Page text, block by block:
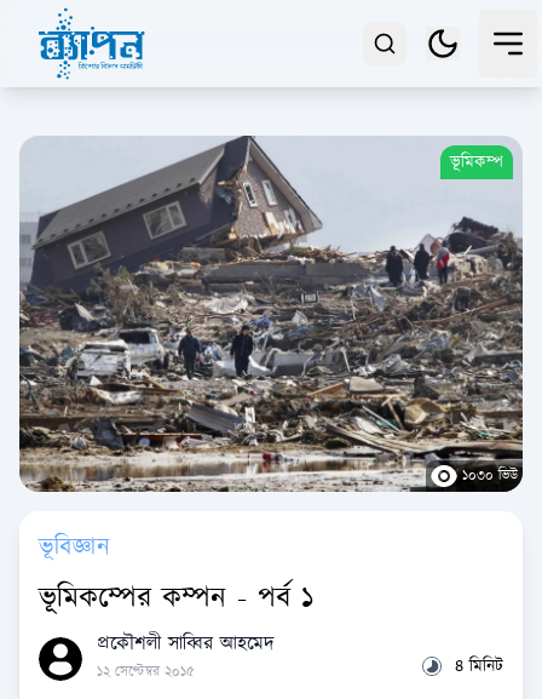
ভূমিকম্প
১০৩০ ভিউ
ভূবিজ্ঞান
ভূমিকম্পের কম্পন - পর্ব ১
প্রকৌশলী সাব্বির আহমেদ
১২ সেপ্টেম্বর ২০১৫ ৪ মিনিট